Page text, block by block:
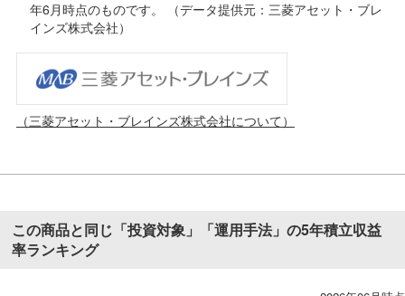
年6月時点のものです。 （データ提供元：三菱アセット・ブレ
インズ株式会社）
（三菱アセット・ブレインズ株式会社について）
この商品と同じ「投資対象」「運用手法」の5年積立収益
率ランキング